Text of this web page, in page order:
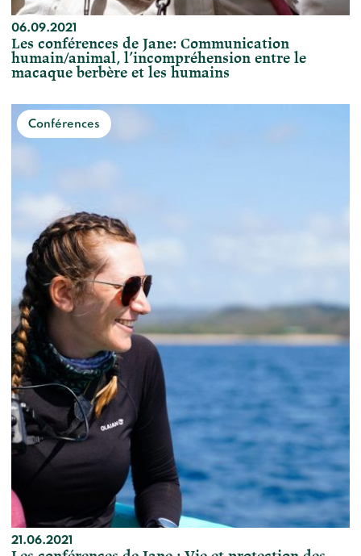
06.09.2021
Les conférences de Jane: Communication
humain/animal, l’incompréhension entre le
macaque berbère et les humains
Conférences
21.06.2021